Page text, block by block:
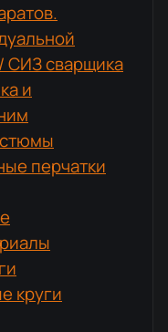
СИЗ сварщика
и
перчатки
круги